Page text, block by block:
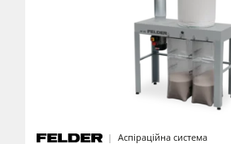
Аспіраційна система